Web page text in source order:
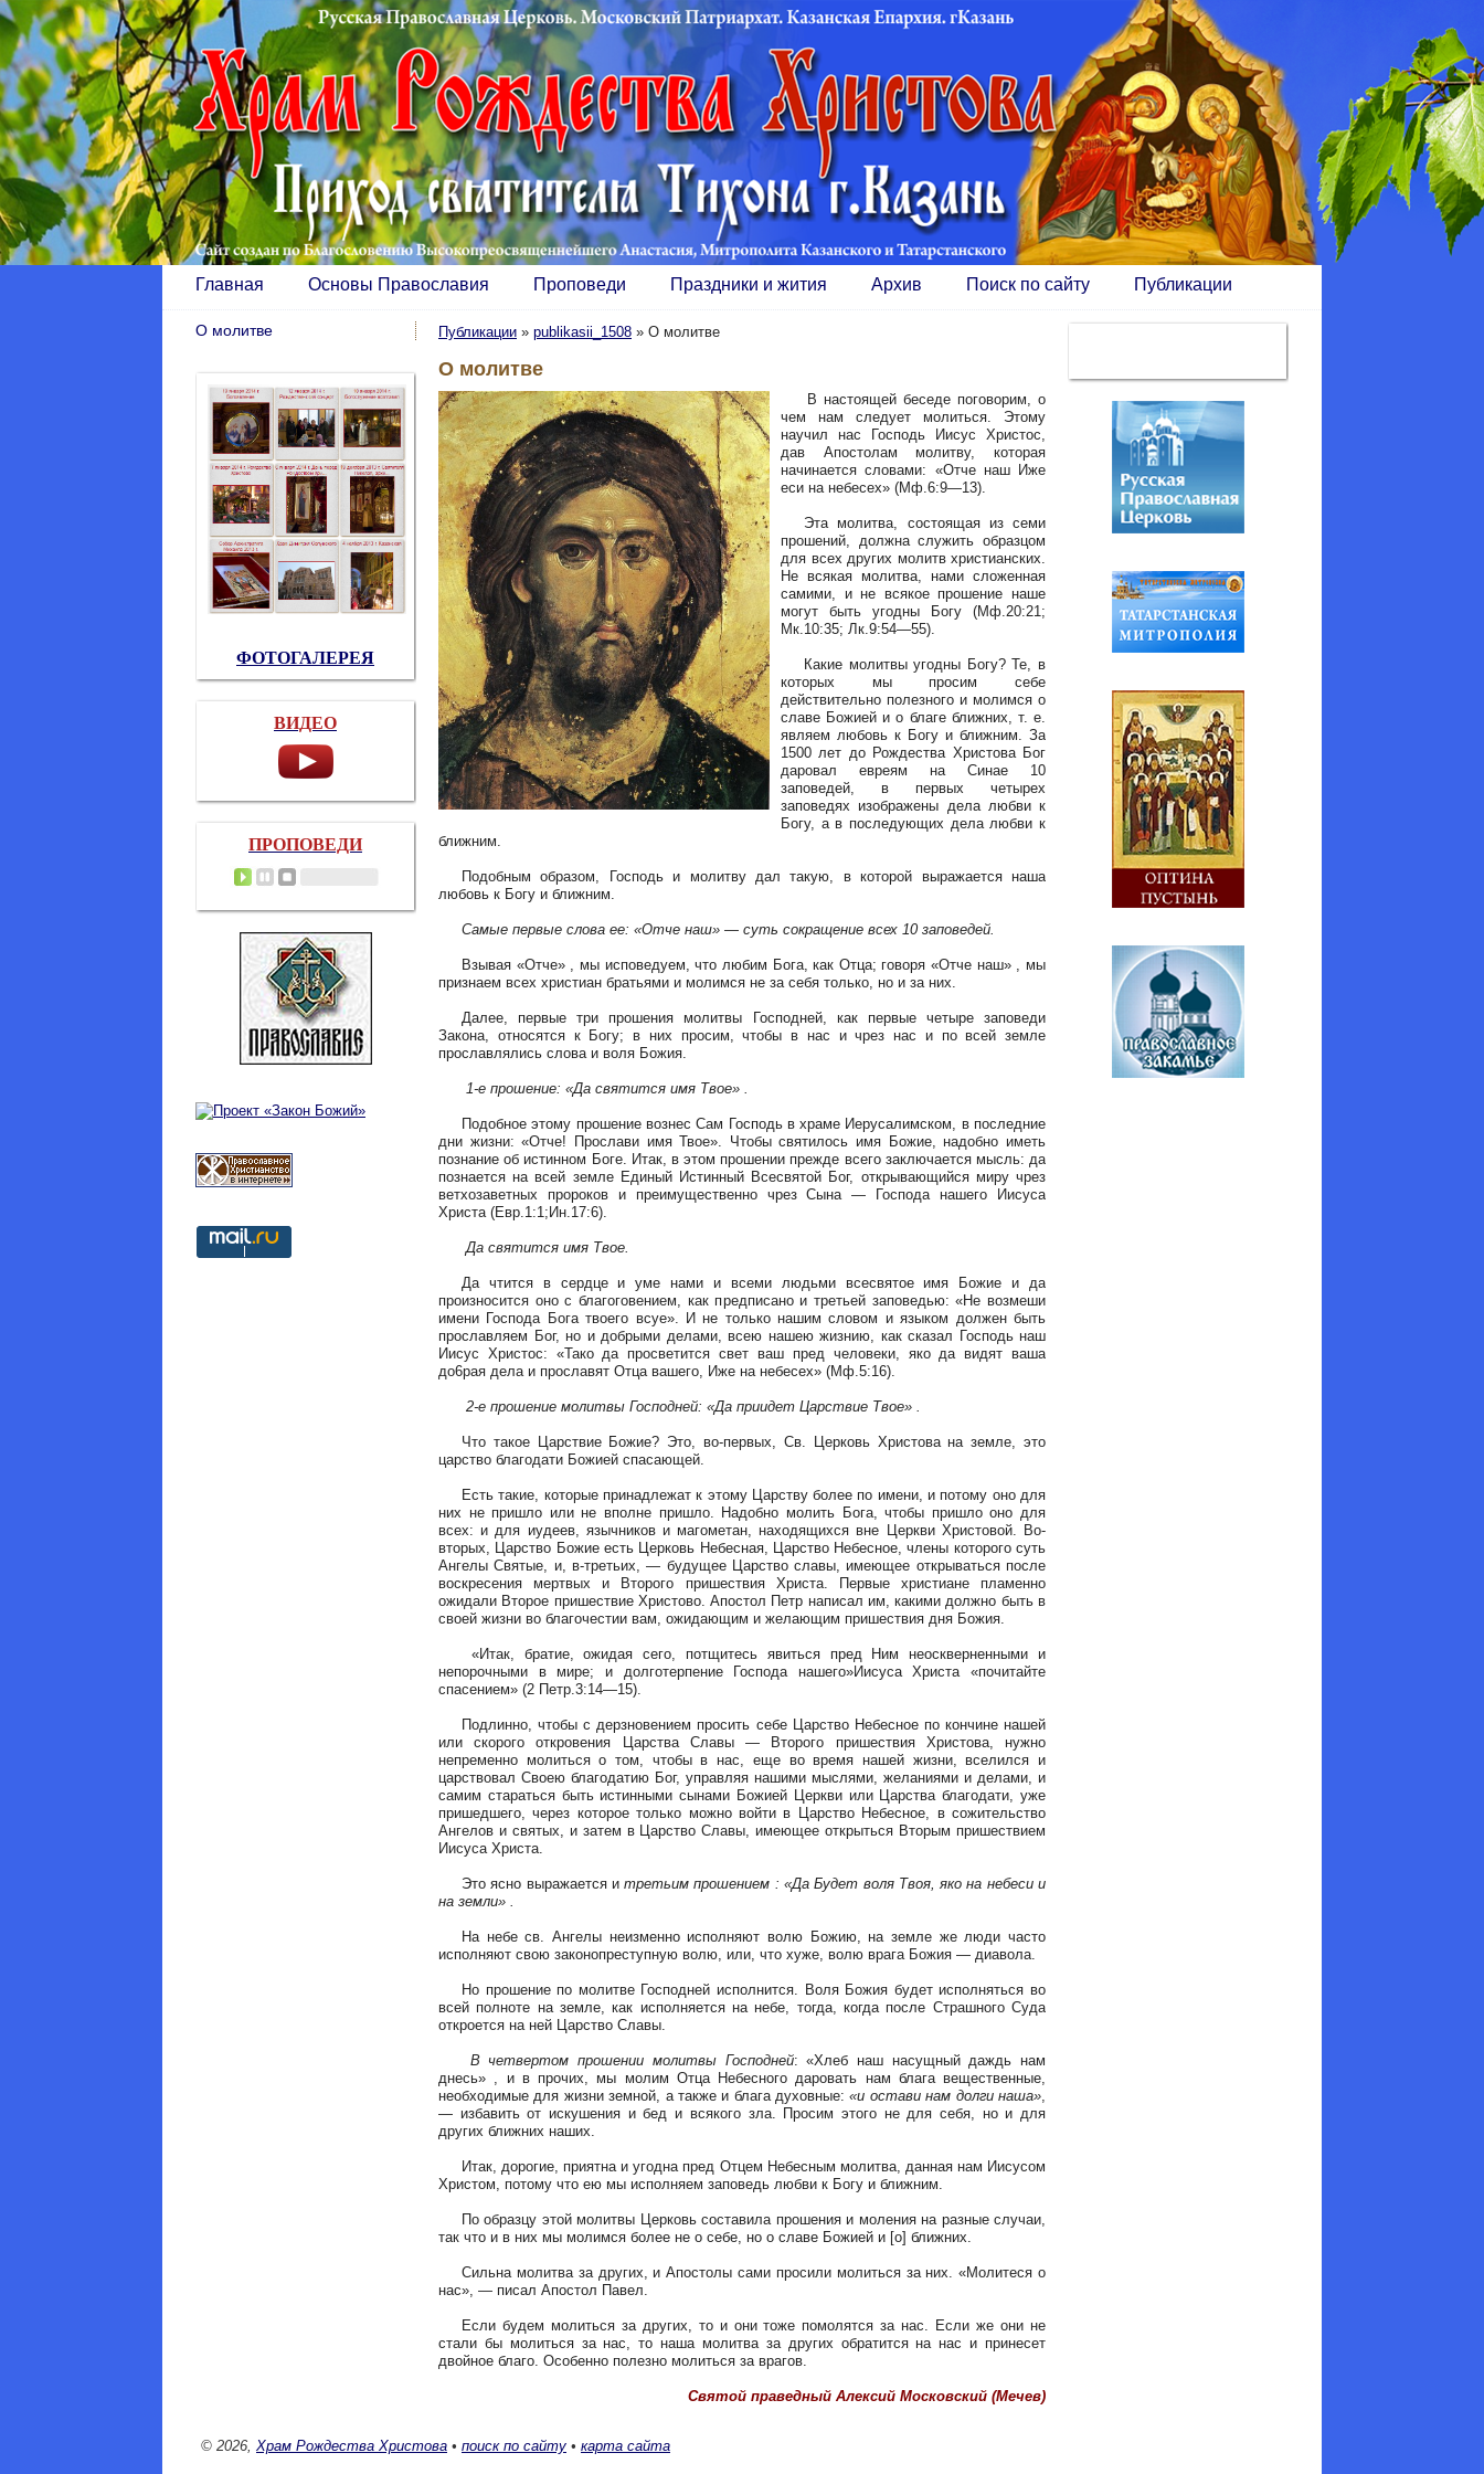
Главная Основы Православия Проповеди Праздники и жития Архив Поиск по сайту Публикации
Публикации » publikasii_1508 » О молитве
О молитве
В настоящей беседе поговорим, о
чем нам следует молиться. Этому
научил нас Господь Иисус Христос,
дав Апостолам молитву, которая
начинается словами: «Отче наш Иже
еси на небесех» (Мф.6:9—13).
Эта молитва, состоящая из семи
прошений, должна служить образцом
для всех других молитв христианских.
Не всякая молитва, нами сложенная
самими, и не всякое прошение наше
могут быть угодны Богу (Мф.20:21;
Мк.10:35; Лк.9:54—55).
Какие молитвы угодны Богу? Те, в
которых мы просим себе
действительно полезного и молимся о
славе Божией и о благе ближних, т. е.
являем любовь к Богу и ближним. За
1500 лет до Рождества Христова Бог
даровал евреям на Синае 10
заповедей, в первых четырех
заповедях изображены дела любви к
Богу, а в последующих дела любви к
ближним.
Подобным образом, Господь и молитву дал такую, в которой выражается наша
любовь к Богу и ближним.
Самые первые слова ее: «Отче наш» — суть сокращение всех 10 заповедей.
Взывая «Отче» , мы исповедуем, что любим Бога, как Отца; говоря «Отче наш» , мы
признаем всех христиан братьями и молимся не за себя только, но и за них.
Далее, первые три прошения молитвы Господней, как первые четыре заповеди
Закона, относятся к Богу; в них просим, чтобы в нас и чрез нас и по всей земле
прославлялись слова и воля Божия.
1-е прошение: «Да святится имя Твое» .
Подобное этому прошение вознес Сам Господь в храме Иерусалимском, в последние
дни жизни: «Отче! Прослави имя Твое». Чтобы святилось имя Божие, надобно иметь
познание об истинном Боге. Итак, в этом прошении прежде всего заключается мысль: да
познается на всей земле Единый Истинный Всесвятой Бог, открывающийся миру чрез
ветхозаветных пророков и преимущественно чрез Сына — Господа нашего Иисуса
Христа (Евр.1:1;Ин.17:6).
Да святится имя Твое.
Да чтится в сердце и уме нами и всеми людьми всесвятое имя Божие и да
произносится оно с благоговением, как предписано и третьей заповедью: «Не возмеши
имени Господа Бога твоего всуе». И не только нашим словом и языком должен быть
прославляем Бог, но и добрыми делами, всею нашею жизнию, как сказал Господь наш
Иисус Христос: «Тако да просветится свет ваш пред человеки, яко да видят ваша
до6рая дела и прославят Отца вашего, Иже на небесех» (Мф.5:16).
2-е прошение молитвы Господней: «Да приидет Царствие Твое» .
Что такое Царствие Божие? Это, во-первых, Св. Церковь Христова на земле, это
царство благодати Божией спасающей.
Есть такие, которые принадлежат к этому Царству более по имени, и потому оно для
них не пришло или не вполне пришло. Надобно молить Бога, чтобы пришло оно для
всех: и для иудеев, язычников и магометан, находящихся вне Церкви Христовой. Во-
вторых, Царство Божие есть Церковь Небесная, Царство Небесное, члены которого суть
Ангелы Святые, и, в-третьих, — будущее Царство славы, имеющее открываться после
воскресения мертвых и Второго пришествия Христа. Первые христиане пламенно
ожидали Второе пришествие Христово. Апостол Петр написал им, какими должно быть в
своей жизни во благочестии вам, ожидающим и желающим пришествия дня Божия.
«Итак, братие, ожидая сего, потщитесь явиться пред Ним неоскверненными и
непорочными в мире; и долготерпение Господа нашего»Иисуса Христа «почитайте
спасением» (2 Петр.3:14—15).
Подлинно, чтобы с дерзновением просить себе Царство Небесное по кончине нашей
или скорого откровения Царства Славы — Второго пришествия Христова, нужно
непременно молиться о том, чтобы в нас, eще во время нашей жизни, вселился и
царствовал Своею благодатию Бог, управляя нашими мыслями, желаниями и делами, и
самим стараться быть истинными сынами Божией Церкви или Царства благодати, уже
пришедшего, через которое только можно войти в Царство Небесное, в сожительство
Ангелов и святых, и затем в Царство Славы, имеющее открыться Вторым пришествием
Иисуса Христа.
Это ясно выражается итретьим прошением : «Да Будет воля Твоя, яко на небеси и
на земли» .
На небе св. Ангелы неизменно исполняют волю Божию, на земле же люди часто
исполняют свою законопреступную волю, или, что хуже, волю врага Божия — диавола.
Но прошение по молитве Господней исполнится. Воля Божия будет исполняться во
всей полноте на земле, как исполняется на небе, тогда, когда после Страшного Суда
откроется на ней Царство Славы.
В четвертом прошении молитвы Господней: «Хлеб наш насущный даждь нам
днесь» , и в прочих, мы молим Отца Небесного даровать нам блага вещественные,
необходимые для жизни земной, а также и блага духовные:«и остави нам долги наша»,
— избавить от искушения и бед и всякого зла. Просим этого не для себя, но и для
других ближних наших.
Итак, дорогие, приятна и угодна пред Отцем Небесным молитва, данная нам Иисусом
Христом, потому что ею мы исполняем заповедь любви к Богу и ближним.
По образцу этой молитвы Церковь составила прошения и моления на разные случаи,
так что и в них мы молимся более не о себе, но о славе Божией и [о] ближних.
Сильна молитва за других, и Апостолы сами просили молиться за них. «Молитеся о
нас», — писал Апостол Павел.
Если будем молиться за других, то и они тоже помолятся за нас. Если же они не
стали бы молиться за нас, то наша молитва за других обратится на нас и принесет
двойное благо. Особенно полезно молиться за врагов.
Святой праведный Алексий Московский (Мечев)
О молитве
ФОТОГАЛЕРЕЯ
ВИДЕО
ПРОПОВЕДИ
© 2026, Храм Рождества Христова • поиск по сайту • карта сайта